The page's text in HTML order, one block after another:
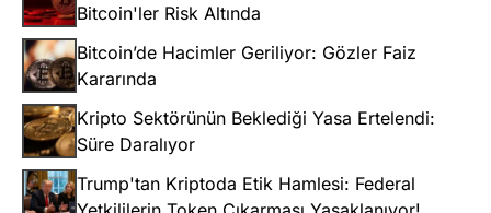
Bitcoin'ler Risk Altında
Bitcoin’de Hacimler Geriliyor: Gözler Faiz
Kararında
Kripto Sektörünün Beklediği Yasa Ertelendi:
Süre Daralıyor
Trump'tan Kriptoda Etik Hamlesi: Federal